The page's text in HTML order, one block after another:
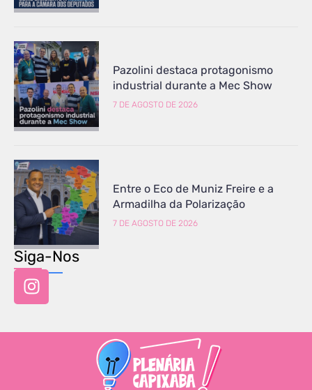
Pazolini destaca protagonismo
industrial durante a Mec Show
7 DE AGOSTO DE 2026
Entre o Eco de Muniz Freire e a
Armadilha da Polarização
7 DE AGOSTO DE 2026
Siga-Nos